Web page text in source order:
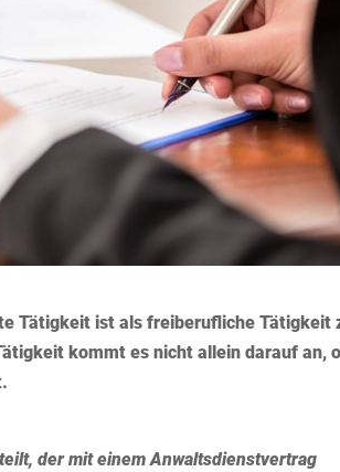
Tätigkeit ist als freiberufliche Tätigkeit
kommt es nicht allein darauf an,
der mit einem Anwaltsdienstvertrag